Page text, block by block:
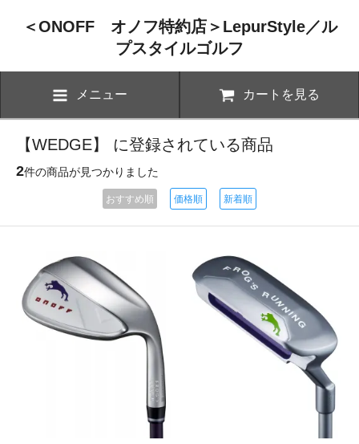
＜ONOFF オノフ特約店＞LepurStyle／ル
プスタイルゴルフ
メニュー カートを見る
【WEDGE】 に登録されている商品
2件の商品が見つかりました
おすすめ順 価格順 新着順